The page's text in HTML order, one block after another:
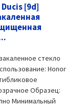
[9d]
стекло
Honor
Образец:
Минимальный